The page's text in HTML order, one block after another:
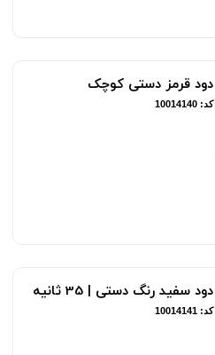
دود قرمز دستی کوچک
کد: 10014140
دود سفید رنگ دستی | 35 ثانیه
کد: 10014141